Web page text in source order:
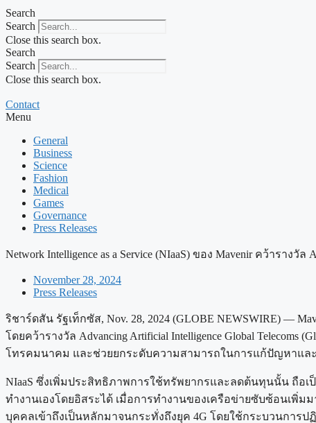
Search
Search
Close this search box.
Search
Search
Close this search box.
Contact
Menu
General
Business
Science
Fashion
Medical
Games
Governance
Press Releases
Network Intelligence as a Service (NIaaS) ของ Mavenir คว้ารางวั
November 28, 2024
Press Releases
ริชาร์ดสัน รัฐเท็กซัส, Nov. 28, 2024 (GLOBE NEWSWIRE) —
โดยคว้ารางวัล Advancing Artificial Intelligence Global Telecoms
โทรคมนาคม และช่วยยกระดับความสามารถในการแก้ปัญหาแล
NIaaS ซึ่งเพิ่มประสิทธิภาพการใช้ทรัพยากรและลดต้นทุนนั้น ถือ
ทำงานเองโดยอิสระได้ เมื่อการทำงานของเครือข่ายซับซ้อนเพิ่
บุคคลเข้าถึงเป็นหลักมาจนกระทั่งถึงยุค 4G โดยใช้กระบวนการ